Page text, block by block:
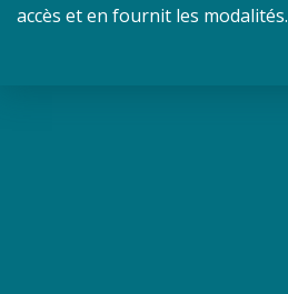
accès et en fournit les modalités.